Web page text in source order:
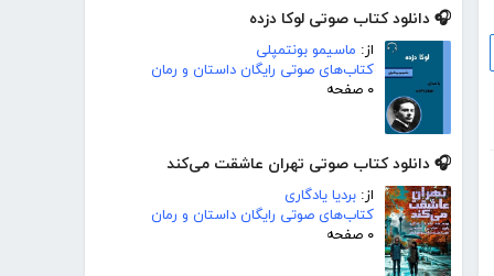
🎧 دانلود کتاب صوتی لوکا دزده
از: ماسیمو بونتمپلی
کتاب‌های صوتی رایگان داستان و رمان
۰ صفحه
🎧 دانلود کتاب صوتی تهران عاشقت می‌کند
از: بردیا یادگاری
کتاب‌های صوتی رایگان داستان و رمان
۰ صفحه